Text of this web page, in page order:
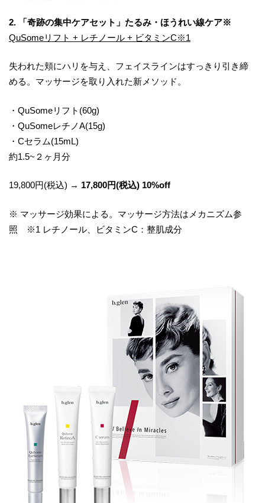
2. 「奇跡の集中ケアセット」たるみ・ほうれい線ケア※
QuSomeリフト + レチノール + ビタミンC※1
失われた頬にハリを与え、フェイスラインはすっきり引き締
める。マッサージを取り入れた新メソッド。
・QuSomeリフト(60g)
・QuSomeレチノA(15g)
・Cセラム(15mL)
約1.5~２ヶ月分
19,800円(税込) → 17,800円(税込) 10%off
※ マッサージ効果による。マッサージ方法はメカニズム参
照 ※1 レチノール、ビタミンC：整肌成分